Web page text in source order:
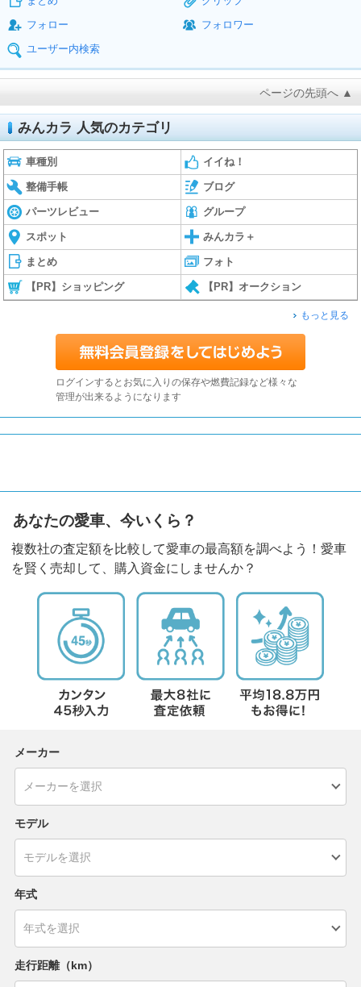
フォロー
フォロワー
ユーザー内検索
ページの先頭へ ▲
みんカラ 人気のカテゴリ
車種別 イイね！
整備手帳 ブログ
パーツレビュー グループ
スポット みんカラ＋
まとめ フォト
【PR】ショッピング 【PR】オークション
もっと見る
ログインするとお気に入りの保存や燃費記録など様々な
管理が出来るようになります
あなたの愛車、今いくら？
複数社の査定額を比較して愛車の最高額を調べよう！愛車
を賢く売却して、購入資金にしませんか？
メーカー
モデル
年式
走行距離（km）